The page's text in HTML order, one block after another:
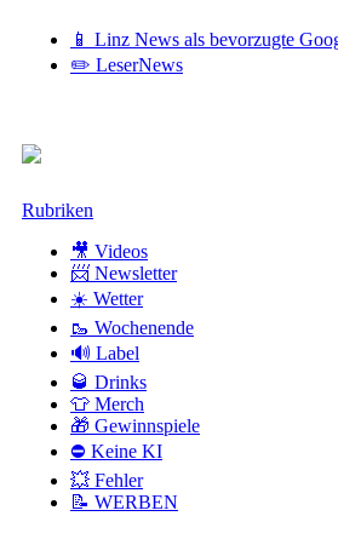
📱 Linz News als bevorzugte
✏️ LeserNews
Zum
Rubriken
🎥 Videos
📨 Newsletter
☀️ Wetter
🥾 Wochenende
🔊 Label
🥃 Drinks
👕 Merch
🎁 Gewinnspiele
⛔ Keine KI
💥 Fehler
📝 WERBEN